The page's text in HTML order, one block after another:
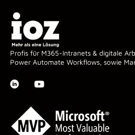
Profis für M365-Intranets & digitale
Power Automate Workflows, sowie